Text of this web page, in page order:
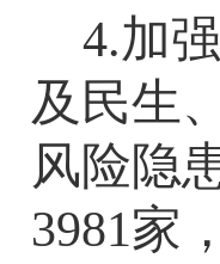
4.加
及民生
风险隐
3981家